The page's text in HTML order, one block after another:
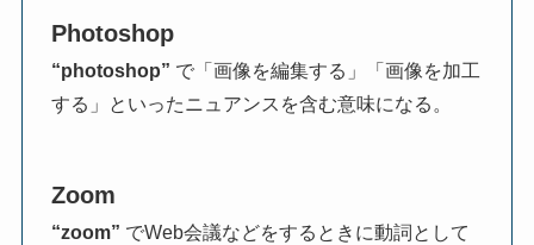
Photoshop
“photoshop” で「画像を編集する」「画像を加工
する」といったニュアンスを含む意味になる。
Zoom
“zoom” でWeb会議などをするときに動詞として